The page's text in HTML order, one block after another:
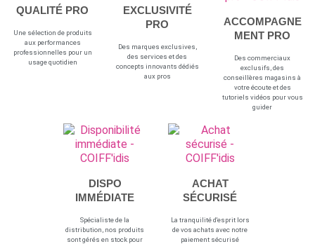
QUALITÉ PRO
Une sélection de produits
aux performances
professionnelles pour un
usage quotidien
EXCLUSIVITÉ
PRO
Des marques exclusives,
des services et des
concepts innovants dédiés
aux pros
ACCOMPAGNE
MENT PRO
Des commerciaux
exclusifs, des
conseillères magasins à
votre écoute et des
tutoriels vidéos pour vous
guider
DISPO
IMMÉDIATE
Spécialiste de la
distribution, nos produits
sont gérés en stock pour
ACHAT
SÉCURISÉ
La tranquilité d'esprit lors
de vos achats avec notre
paiement sécurisé